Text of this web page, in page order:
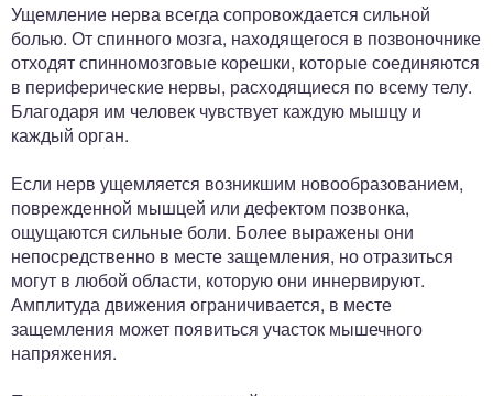
Ущемление нерва всегда сопровождается сильной
болью. От спинного мозга, находящегося в позвоночнике
отходят спинномозговые корешки, которые соединяются
в периферические нервы, расходящиеся по всему телу.
Благодаря им человек чувствует каждую мышцу и
каждый орган.
Если нерв ущемляется возникшим новообразованием,
поврежденной мышцей или дефектом позвонка,
ощущаются сильные боли. Более выражены они
непосредственно в месте защемления, но отразиться
могут в любой области, которую они иннервируют.
Амплитуда движения ограничивается, в месте
защемления может появиться участок мышечного
напряжения.